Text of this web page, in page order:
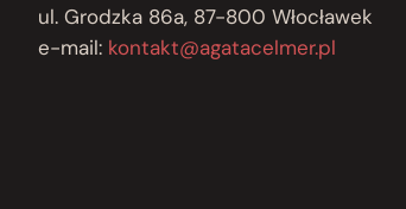
ul. Grodzka 86a, 87-800 Włocławek
e-mail: kontakt@agatacelmer.pl